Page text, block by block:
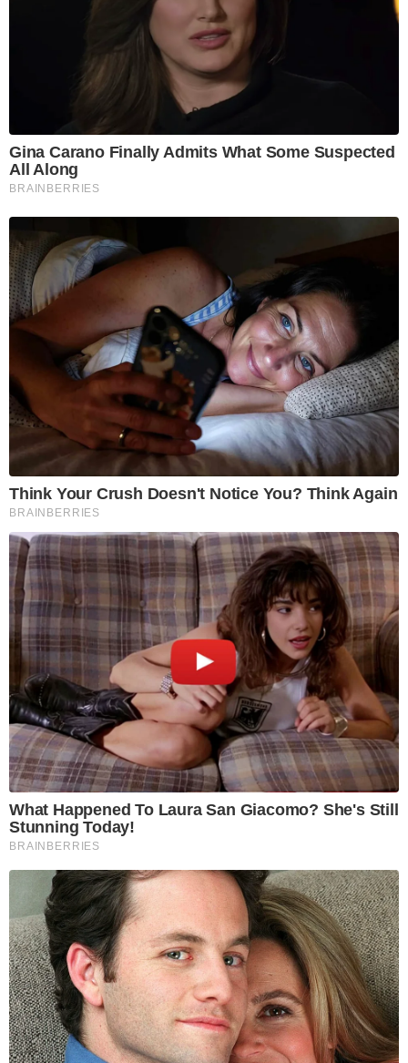
Gina Carano Finally Admits What Some Suspected
All Along
BRAINBERRIES
Think Your Crush Doesn't Notice You? Think Again
BRAINBERRIES
What Happened To Laura San Giacomo? She's Still
Stunning Today!
BRAINBERRIES